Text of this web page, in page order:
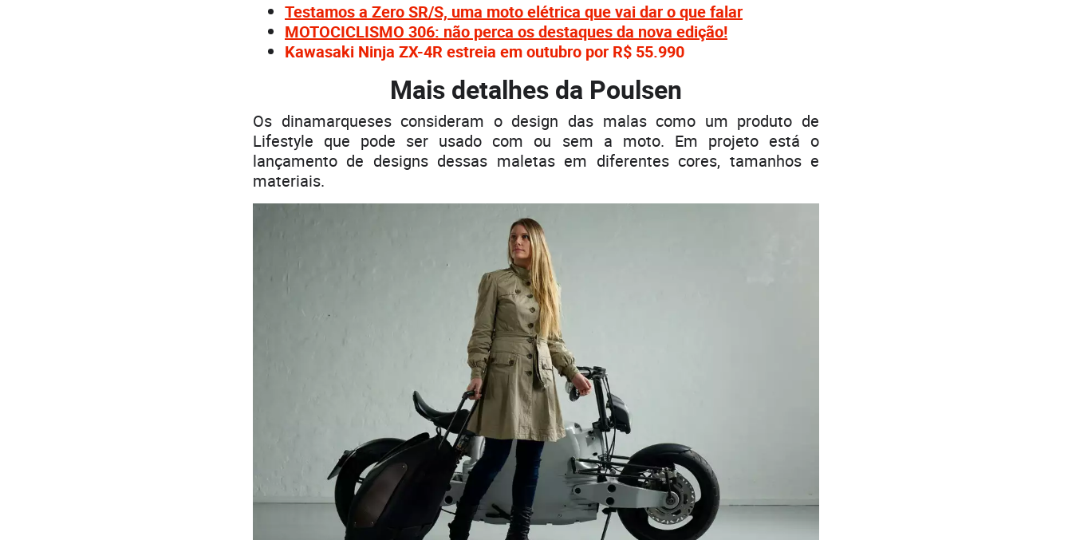
Testamos a Zero SR/S, uma moto elétrica que vai dar o que falar
MOTOCICLISMO 306: não perca os destaques da nova edição!
Kawasaki Ninja ZX-4R estreia em outubro por R$ 55.990
Mais detalhes da Poulsen
Os dinamarqueses consideram o design das malas como um produto de
Lifestyle que pode ser usado com ou sem a moto. Em projeto está o
lançamento de designs dessas maletas em diferentes cores, tamanhos e
materiais.